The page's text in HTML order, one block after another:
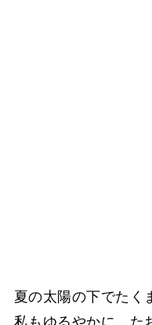
夏の太陽の下でたく
私もゆるやかに、た